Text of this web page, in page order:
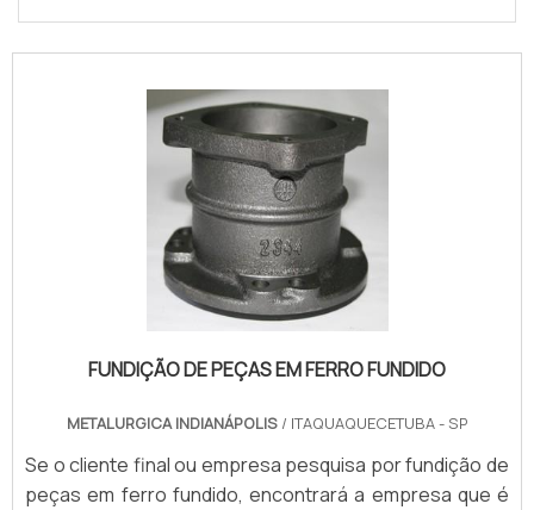
FUNDIÇÃO DE PEÇAS EM FERRO FUNDIDO
METALURGICA INDIANÁPOLIS / ITAQUAQUECETUBA - SP
Se o cliente final ou empresa pesquisa por fundição de
peças em ferro fundido, encontrará a empresa que é